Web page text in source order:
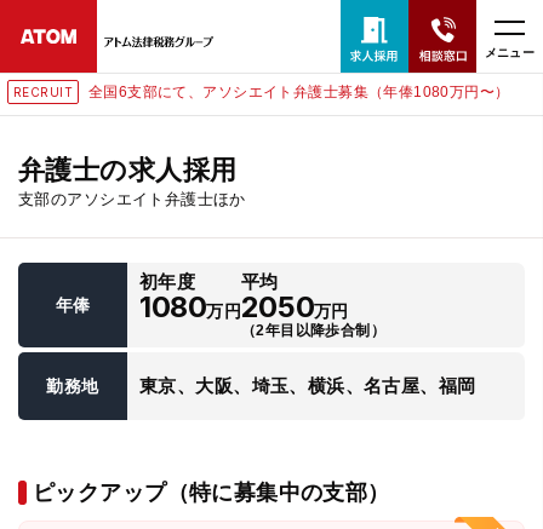
メニュー
RECRUIT 全国6支部にて、アソシエイト弁護士募集（年俸1080万円〜）
弁護士の求人採用
支部のアソシエイト弁護士ほか
年俸
初年度
1080万円
平均
2050万円
（2年目以降歩合制）
勤務地 東京、大阪、埼玉、横浜、名古屋、福岡
ピックアップ（特に募集中の支部）
24時間365日全国対応
無料相談窓口はこちら